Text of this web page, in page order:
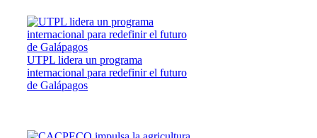
UTPL lidera un programa
internacional para redefinir el futuro
de Galápagos